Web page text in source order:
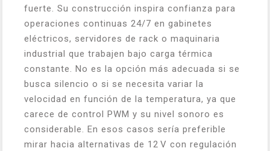
fuerte. Su construcción inspira confianza para
operaciones continuas 24/7 en gabinetes
eléctricos, servidores de rack o maquinaria
industrial que trabajen bajo carga térmica
constante. No es la opción más adecuada si se
busca silencio o si se necesita variar la
velocidad en función de la temperatura, ya que
carece de control PWM y su nivel sonoro es
considerable. En esos casos sería preferible
mirar hacia alternativas de 12 V con regulación